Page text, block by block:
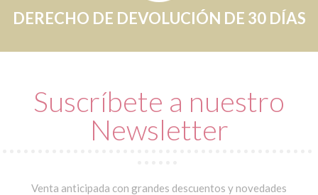
DERECHO DE DEVOLUCIÓN DE 30 DÍAS
Suscríbete a nuestro
Newsletter
Venta anticipada con grandes descuentos y novedades